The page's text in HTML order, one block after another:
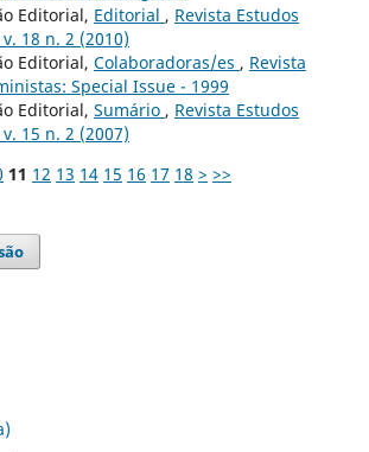
Editorial, Editorial , Revista Estudos
18 n. 2 (2010)
Editorial, Colaboradoras/es , Revista
Special Issue - 1999
Editorial, Sumário , Revista Estudos
15 n. 2 (2007)
11 12 13 14 15 16 17 18 > >>